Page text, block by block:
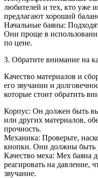
любителей и тех, кто уже
предлагают хороший
Начальные баяны:
Они проще в
по цене.
3. Обратите внимание на
Качество материалов и
его звучании и
которые стоит обратить
Корпус: Он должен быть
или других материалов,
прочность.
Механика: Проверьте,
кнопки. Они должны быть
Качество меха: Мех
реагировать на давление,
звучание.